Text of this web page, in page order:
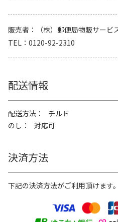
販売者
（株）郵便局物販サービ
TEL
0120-92-2310
配送情報
配送方法
チルド
のし
対応可
決済方法
下記の決済方法がご利用頂けます。